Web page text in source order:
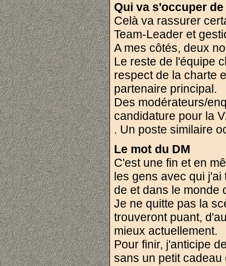
Qui va s'occuper de
Celà va rassurer
Team-Leader et
A mes côtés, deux
Le reste de l'équipe
respect de la charte
partenaire principal.
Des modérateurs/
candidature pour la
. Un poste similaire
Le mot du DM
C'est une fin et en
les gens avec qui
de et dans le monde
Je ne quitte pas la
trouveront puant,
mieux actuellement.
Pour finir, j'anticipe
sans un petit cadeau